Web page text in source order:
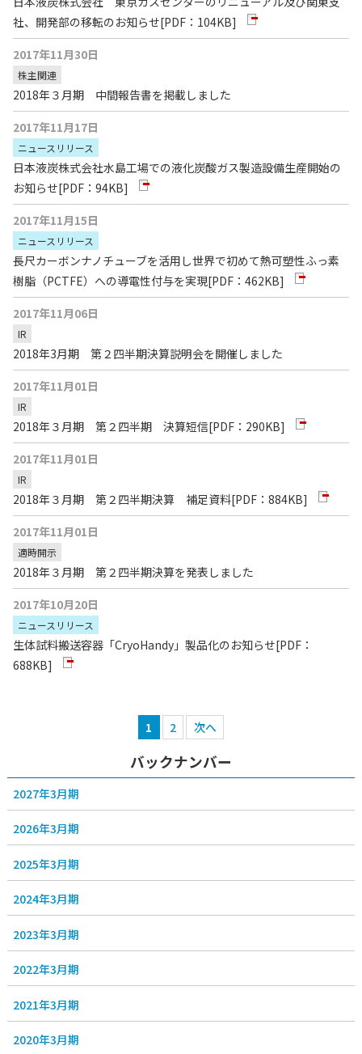
社、開発部の移転のお知らせ[PDF：104KB]
2017年11月30日
株主関連
2018年３月期 中間報告書を掲載しました
2017年11月17日
ニュースリリース
日本液炭株式会社水島工場での液化炭酸ガス製造設備生産開始の
お知らせ[PDF：94KB]
2017年11月15日
ニュースリリース
長尺カーボンナノチューブを活用し世界で初めて熱可塑性ふっ素
樹脂（PCTFE）への導電性付与を実現[PDF：462KB]
2017年11月06日
IR
2018年3月期 第２四半期決算説明会を開催しました
2017年11月01日
IR
2018年３月期 第２四半期 決算短信[PDF：290KB]
2017年11月01日
IR
2018年３月期 第２四半期決算 補足資料[PDF：884KB]
2017年11月01日
適時開示
2018年３月期 第２四半期決算を発表しました
2017年10月20日
ニュースリリース
生体試料搬送容器「CryoHandy」製品化のお知らせ[PDF：
688KB]
1 2 次へ
バックナンバー
2027年3月期
2026年3月期
2025年3月期
2024年3月期
2023年3月期
2022年3月期
2021年3月期
2020年3月期